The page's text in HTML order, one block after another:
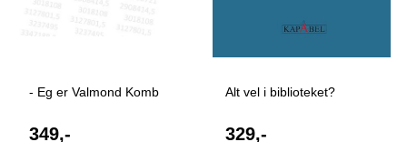
- Eg er Valmond Komb
349,-
Alt vel i biblioteket?
329,-